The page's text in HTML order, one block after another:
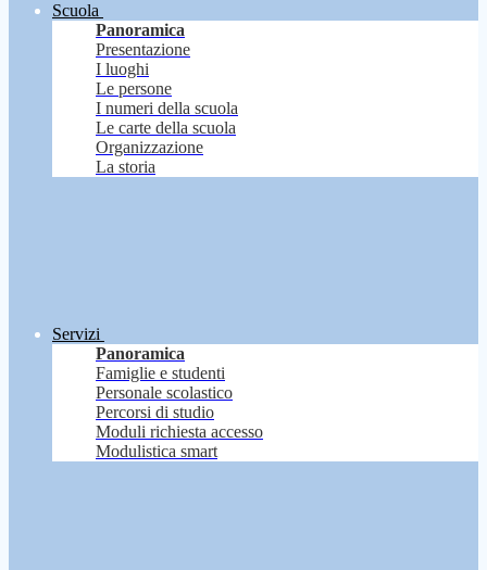
Scuola
Panoramica
Presentazione
I luoghi
Le persone
I numeri della scuola
Le carte della scuola
Organizzazione
La storia
Servizi
Panoramica
Famiglie e studenti
Personale scolastico
Percorsi di studio
Moduli richiesta accesso
Modulistica smart